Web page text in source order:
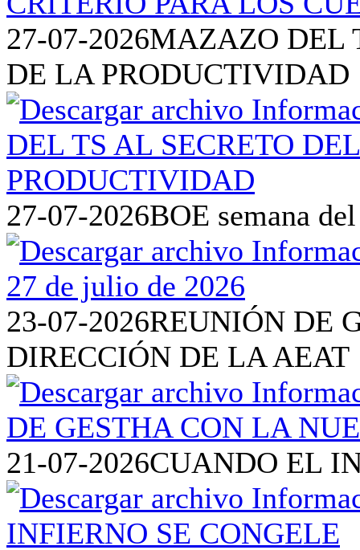
27-07-2026MAZAZO DEL
DE LA PRODUCTIVIDAD
27-07-2026BOE semana
23-07-2026REUNIÓN DE
DIRECCIÓN DE LA AEAT
21-07-2026CUANDO EL